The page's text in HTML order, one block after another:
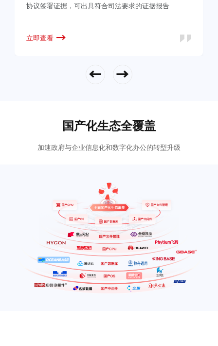
协议签署证据，可出具符合司法要求的证据报告
立即查看
国产化生态全覆盖
加速政府与企业信息化和数字化办公的转型升级